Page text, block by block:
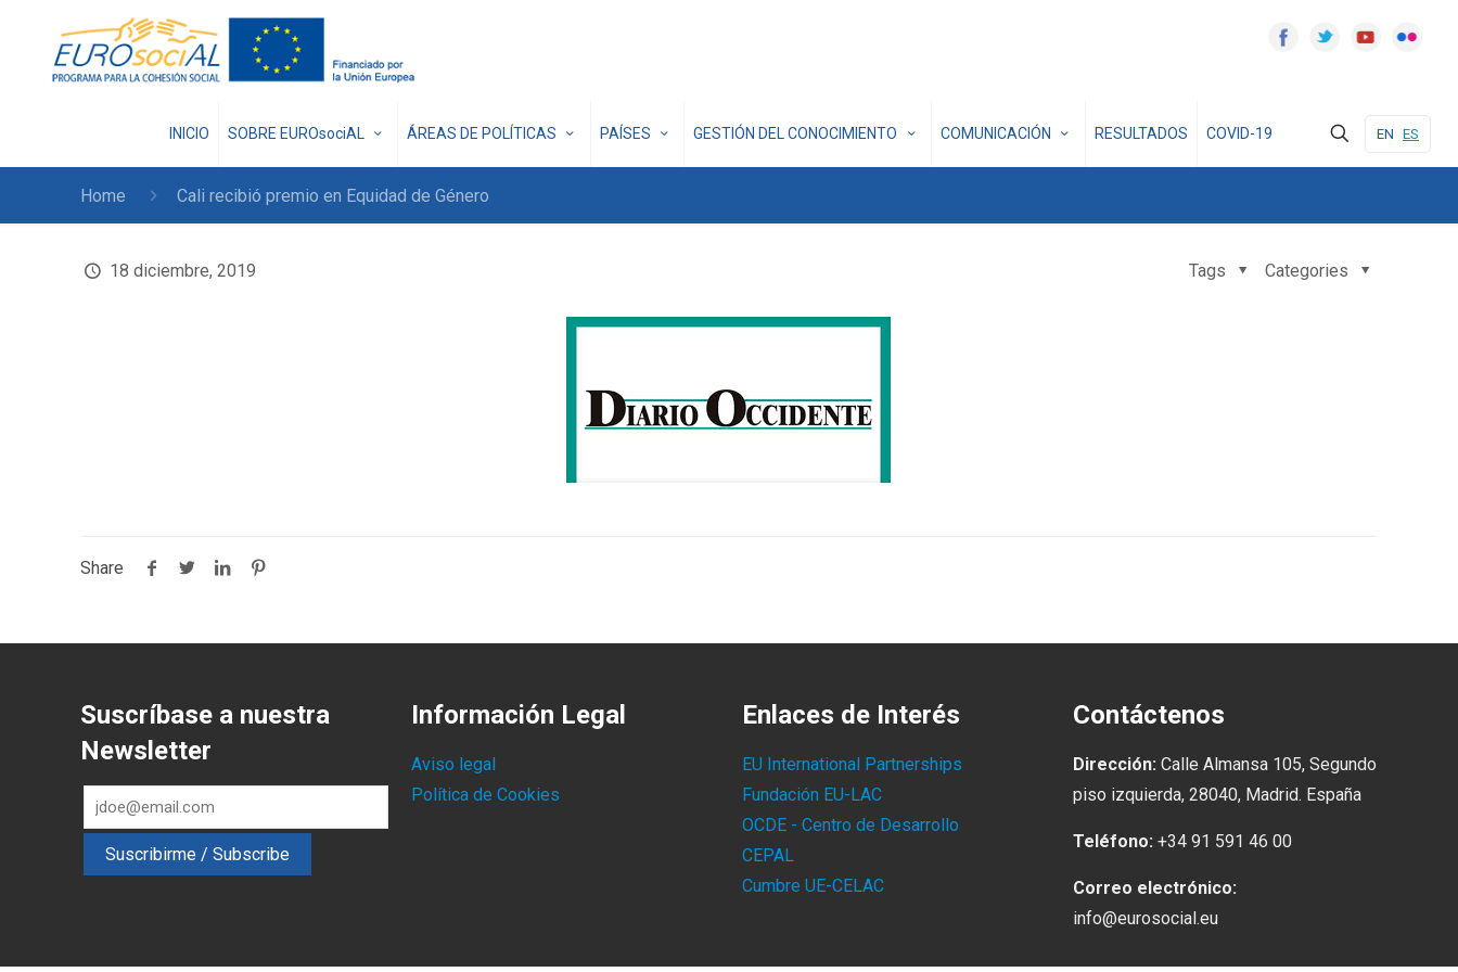
INICIO SOBRE EUROsociAL ÁREAS DE POLÍTICAS PAÍSES GESTIÓN DEL CONOCIMIENTO COMUNICACIÓN RESULTADOS COVID-19 EN ES
Home Cali recibió premio en Equidad de Género
18 diciembre, 2019 Categories
Tags
Share
Suscríbase a nuestra
Newsletter
Información Legal
Aviso legal
Política de Cookies
Enlaces de Interés
EU International Partnerships
Fundación EU-LAC
OCDE - Centro de Desarrollo
CEPAL
Cumbre UE-CELAC
Contáctenos
Dirección: Calle Almansa 105, Segundo
piso izquierda, 28040, Madrid. España
Teléfono: +34 91 591 46 00
Correo electrónico:
info@eurosocial.eu